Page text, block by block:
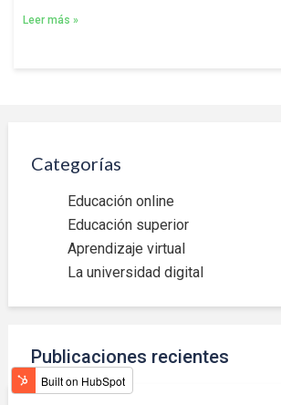
Leer más »
Categorías
Educación online
Educación superior
Aprendizaje virtual
La universidad digital
Publicaciones recientes